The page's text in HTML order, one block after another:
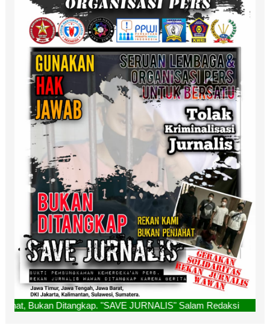
"SAVE JURNALIS" Salam Redaksi